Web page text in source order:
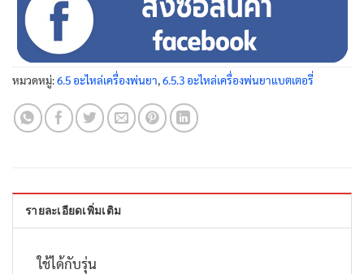
หมวดหมู่:6.5 อะไหล่เครื่องพ่นยา 6.5.3 อะไหล่เครื่องพ่นยาแบตเตอรี่
รายละเอียดเพิ่มเติม
ใช้ได้กับรุ่น